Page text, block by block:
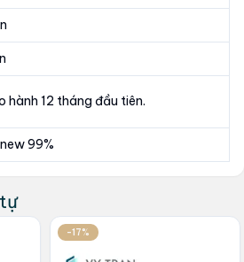
hành 12 tháng đầu tiên.
99%
-17%